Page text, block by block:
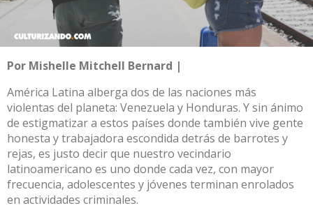
Por Mishelle Mitchell Bernard |
América Latina alberga dos de las naciones más
violentas del planeta: Venezuela y Honduras. Y sin ánimo
de estigmatizar a estos países donde también vive gente
honesta y trabajadora escondida detrás de barrotes y
rejas, es justo decir que nuestro vecindario
latinoamericano es uno donde cada vez, con mayor
frecuencia, adolescentes y jóvenes terminan enrolados
en actividades criminales.